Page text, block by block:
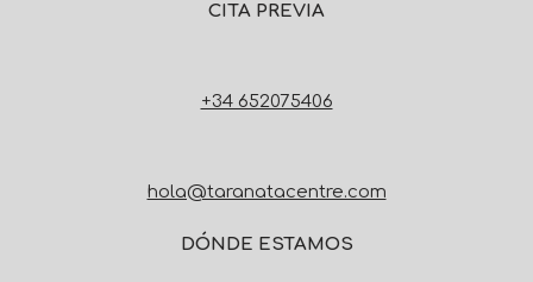
CITA PREVIA
+34 652075406
hola@taranatacentre.com
DÓNDE ESTAMOS